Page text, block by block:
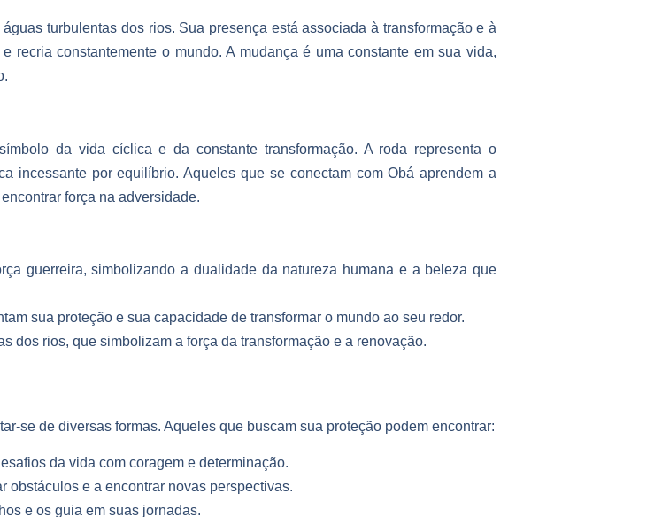
turbulentas dos rios. Sua presença está associada à transformação e à
recria constantemente o mundo. A mudança é uma constante em sua vida,
da vida cíclica e da constante transformação. A roda representa o
incessante por equilíbrio. Aqueles que se conectam com Obá aprendem a
força na adversidade.
guerreira, simbolizando a dualidade da natureza humana e a beleza que
sua proteção e sua capacidade de transformar o mundo ao seu redor.
dos rios, que simbolizam a força da transformação e a renovação.
se de diversas formas. Aqueles que buscam sua proteção podem encontrar:
da vida com coragem e determinação.
obstáculos e a encontrar novas perspectivas.
e os guia em suas jornadas.